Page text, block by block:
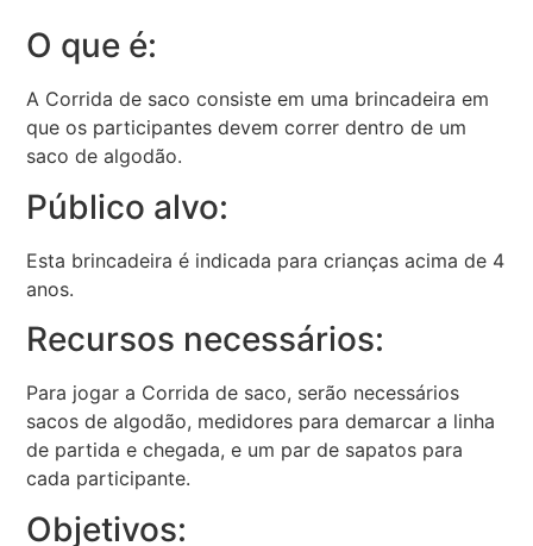
O que é:
A Corrida de saco consiste em uma brincadeira em
que os participantes devem correr dentro de um
saco de algodão.
Público alvo:
Esta brincadeira é indicada para crianças acima de 4
anos.
Recursos necessários:
Para jogar a Corrida de saco, serão necessários
sacos de algodão, medidores para demarcar a linha
de partida e chegada, e um par de sapatos para
cada participante.
Objetivos: